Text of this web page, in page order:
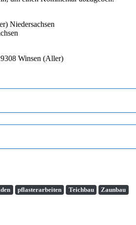
Winsen (Aller)
pflasterarbeiten Teichbau Zaunbau